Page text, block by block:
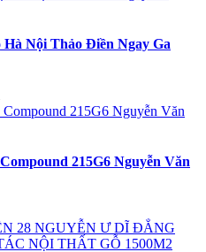
Nội Thảo Điền Ngay Ga
215G6 Nguyễn Văn